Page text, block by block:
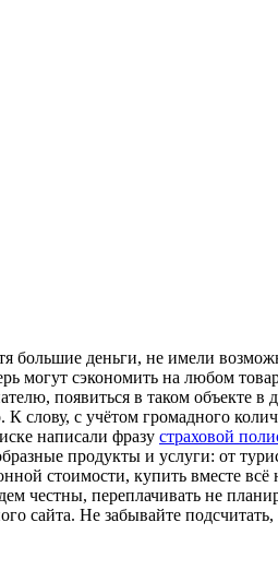
большие деньги, не имели
могут сэкономить на любом
появиться в таком объекте в
слову, с учётом громадного
написали фразу страховой
продукты и услуги: от
стоимости, купить вместе всё
честны, переплачивать не
сайта. Не забывайте